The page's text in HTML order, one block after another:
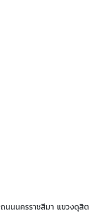
นนนครราชสีมา แขวงดุสิต